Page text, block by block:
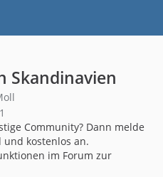
Skandinavien
Community? Dann melde
kostenlos an.
im Forum zur